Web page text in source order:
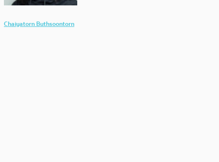
Chaiyatorn Buthsoontorn